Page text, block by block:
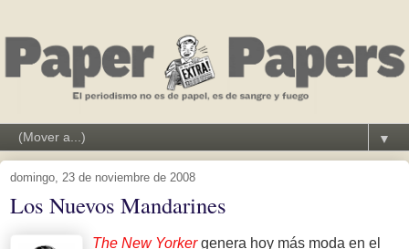
▼
domingo, 23 de noviembre de 2008
Los Nuevos Mandarines
The New Yorkergenera hoy más moda en el